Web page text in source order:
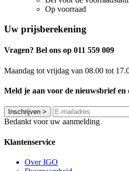
Op voorraad
Uw prijsberekening
Vragen? Bel ons op 011 559 009
Maandag tot vrijdag van 08.00 tot
Meld je aan voor de nieuwsbrief
Inschrijven >
Bedankt voor uw aanmelding
Klantenservice
Over IGO